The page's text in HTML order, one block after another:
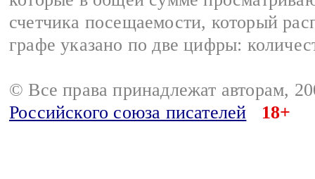
счетчика посещаемости, который
графе указано по две цифры:
© Все права принадлежат авторам,
Российского союза писателей
18+